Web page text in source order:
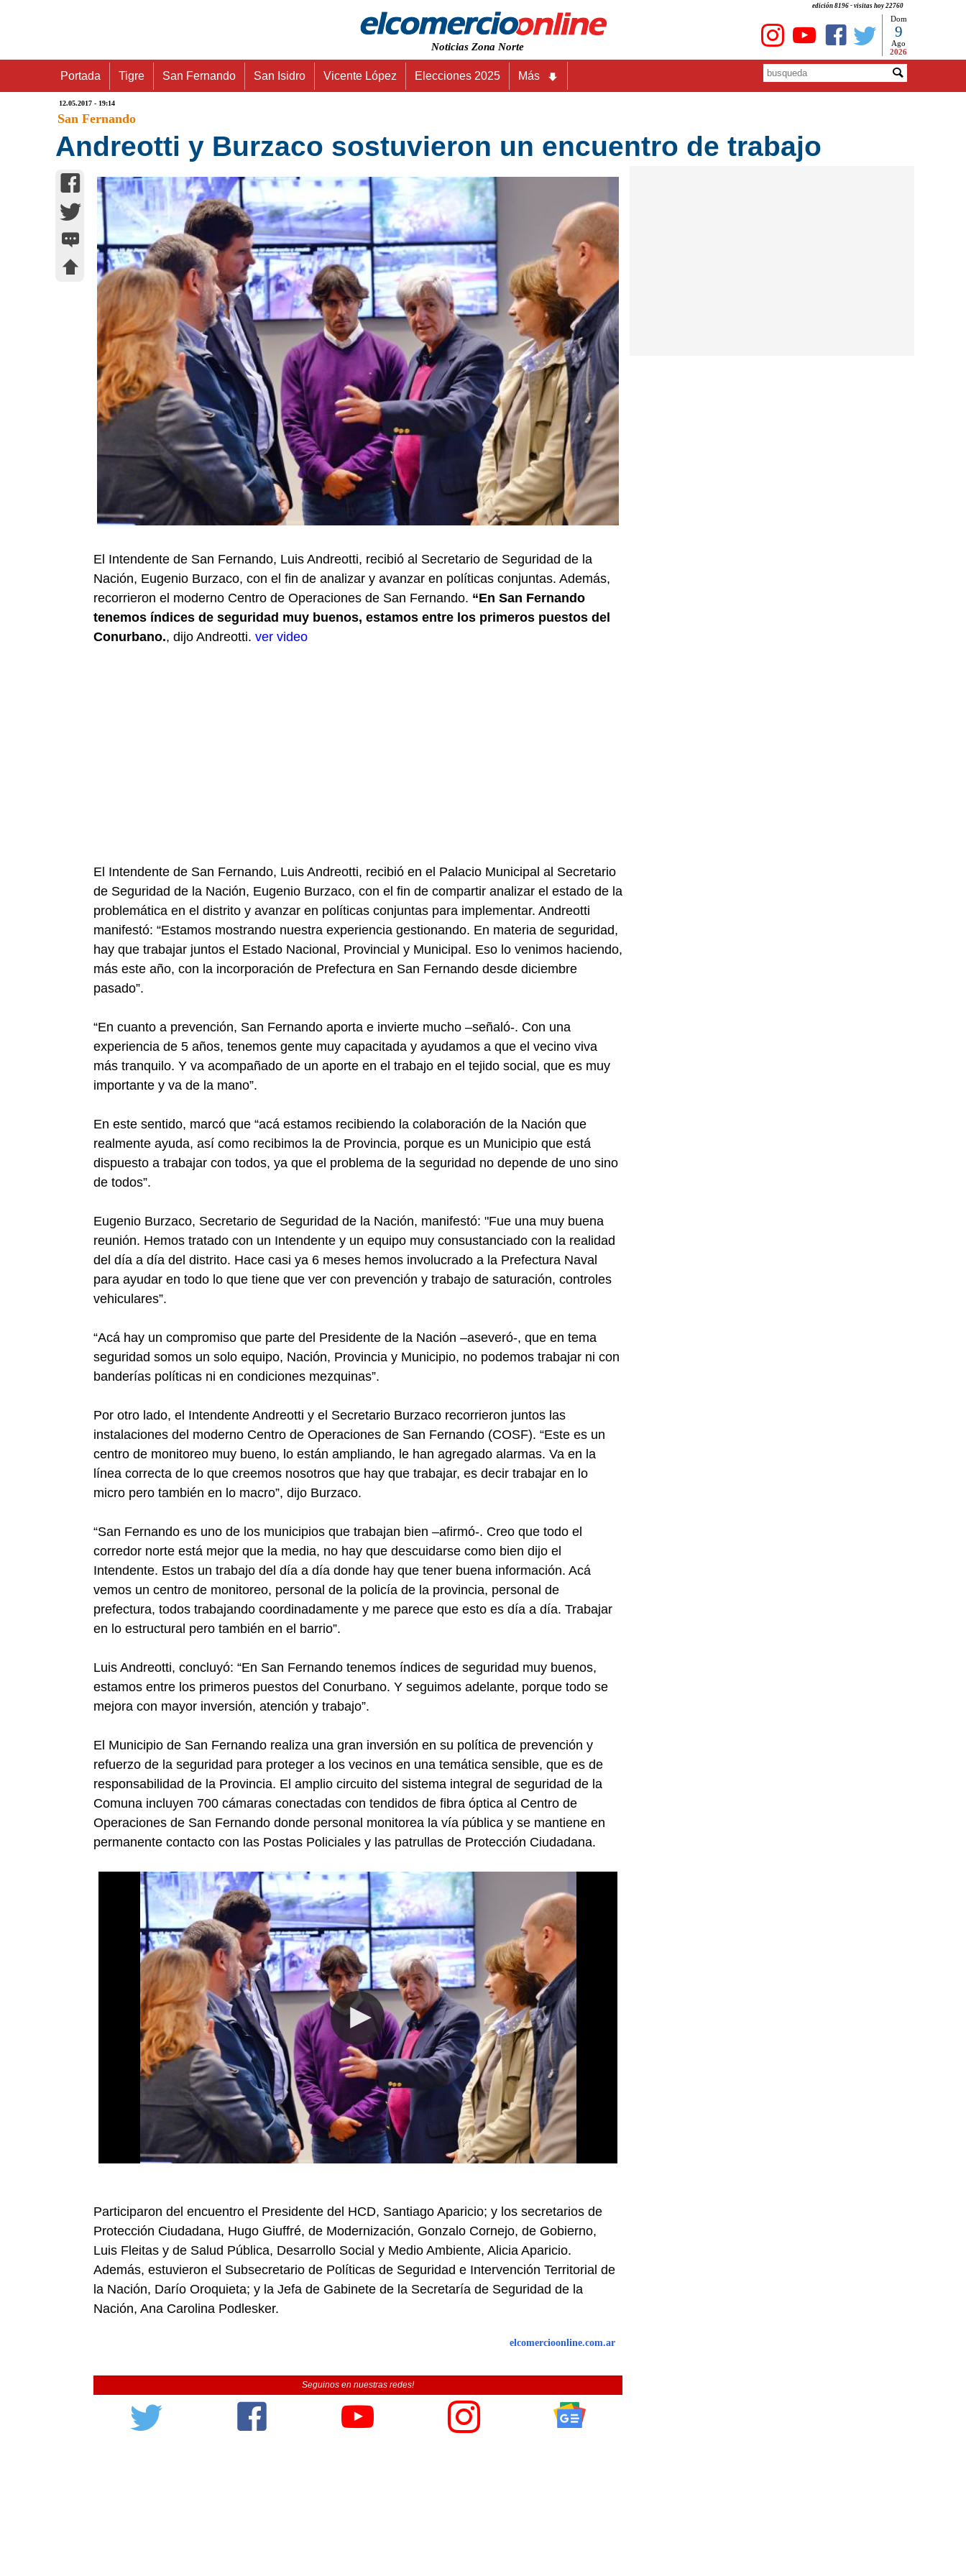
edición 8196 - visitas hoy 22760
Noticias Zona Norte
Dom
9
Ago
2026
Portada Tigre San Fernando San Isidro Vicente López Elecciones 2025 Más
12.05.2017 - 19:14
San Fernando
Andreotti y Burzaco sostuvieron un encuentro de trabajo
El Intendente de San Fernando, Luis Andreotti, recibió al Secretario de Seguridad de la
Nación, Eugenio Burzaco, con el fin de analizar y avanzar en políticas conjuntas. Además,
recorrieron el moderno Centro de Operaciones de San Fernando. “En San Fernando
tenemos índices de seguridad muy buenos, estamos entre los primeros puestos del
Conurbano., dijo Andreotti. ver video
El Intendente de San Fernando, Luis Andreotti, recibió en el Palacio Municipal al Secretario
de Seguridad de la Nación, Eugenio Burzaco, con el fin de compartir analizar el estado de la
problemática en el distrito y avanzar en políticas conjuntas para implementar. Andreotti
manifestó: “Estamos mostrando nuestra experiencia gestionando. En materia de seguridad,
hay que trabajar juntos el Estado Nacional, Provincial y Municipal. Eso lo venimos haciendo,
más este año, con la incorporación de Prefectura en San Fernando desde diciembre
pasado”.
“En cuanto a prevención, San Fernando aporta e invierte mucho –señaló-. Con una
experiencia de 5 años, tenemos gente muy capacitada y ayudamos a que el vecino viva
más tranquilo. Y va acompañado de un aporte en el trabajo en el tejido social, que es muy
importante y va de la mano”.
En este sentido, marcó que “acá estamos recibiendo la colaboración de la Nación que
realmente ayuda, así como recibimos la de Provincia, porque es un Municipio que está
dispuesto a trabajar con todos, ya que el problema de la seguridad no depende de uno sino
de todos”.
Eugenio Burzaco, Secretario de Seguridad de la Nación, manifestó: "Fue una muy buena
reunión. Hemos tratado con un Intendente y un equipo muy consustanciado con la realidad
del día a día del distrito. Hace casi ya 6 meses hemos involucrado a la Prefectura Naval
para ayudar en todo lo que tiene que ver con prevención y trabajo de saturación, controles
vehiculares”.
“Acá hay un compromiso que parte del Presidente de la Nación –aseveró-, que en tema
seguridad somos un solo equipo, Nación, Provincia y Municipio, no podemos trabajar ni con
banderías políticas ni en condiciones mezquinas”.
Por otro lado, el Intendente Andreotti y el Secretario Burzaco recorrieron juntos las
instalaciones del moderno Centro de Operaciones de San Fernando (COSF). “Este es un
centro de monitoreo muy bueno, lo están ampliando, le han agregado alarmas. Va en la
línea correcta de lo que creemos nosotros que hay que trabajar, es decir trabajar en lo
micro pero también en lo macro”, dijo Burzaco.
“San Fernando es uno de los municipios que trabajan bien –afirmó-. Creo que todo el
corredor norte está mejor que la media, no hay que descuidarse como bien dijo el
Intendente. Estos un trabajo del día a día donde hay que tener buena información. Acá
vemos un centro de monitoreo, personal de la policía de la provincia, personal de
prefectura, todos trabajando coordinadamente y me parece que esto es día a día. Trabajar
en lo estructural pero también en el barrio”.
Luis Andreotti, concluyó: “En San Fernando tenemos índices de seguridad muy buenos,
estamos entre los primeros puestos del Conurbano. Y seguimos adelante, porque todo se
mejora con mayor inversión, atención y trabajo”.
El Municipio de San Fernando realiza una gran inversión en su política de prevención y
refuerzo de la seguridad para proteger a los vecinos en una temática sensible, que es de
responsabilidad de la Provincia. El amplio circuito del sistema integral de seguridad de la
Comuna incluyen 700 cámaras conectadas con tendidos de fibra óptica al Centro de
Operaciones de San Fernando donde personal monitorea la vía pública y se mantiene en
permanente contacto con las Postas Policiales y las patrullas de Protección Ciudadana.
Participaron del encuentro el Presidente del HCD, Santiago Aparicio; y los secretarios de
Protección Ciudadana, Hugo Giuffré, de Modernización, Gonzalo Cornejo, de Gobierno,
Luis Fleitas y de Salud Pública, Desarrollo Social y Medio Ambiente, Alicia Aparicio.
Además, estuvieron el Subsecretario de Políticas de Seguridad e Intervención Territorial de
la Nación, Darío Oroquieta; y la Jefa de Gabinete de la Secretaría de Seguridad de la
Nación, Ana Carolina Podlesker.
elcomercioonline.com.ar
Seguinos en nuestras redes!